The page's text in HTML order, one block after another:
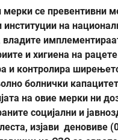
мерки се превентивни
на
владите
и хигиена на
и контролира
болнички
на овие мерки ни
социјални и
изјави деновиве